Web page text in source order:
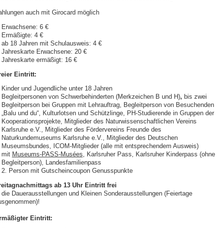
auch mit Girocard möglich
Erwachsene: 6 €
Ermäßigte: 4 €
ab 18 Jahren mit Schulausweis: 4 €
Jahreskarte Erwachsene: 20 €
Jahreskarte ermäßigt: 16 €
Eintritt:
Kinder und Jugendliche unter 18 Jahren
Begleitpersonen von Schwerbehinderten (Merkzeichen B und H), bis zwei
Begleitperson bei Gruppen mit Lehrauftrag, Begleitperson von Besuchenden
„Balu und du“, Kulturlotsen und Schützlinge, PH-Studierende in Gruppen der
Kooperationsprojekte, Mitglieder des Naturwissenschaftlichen Vereins
Karlsruhe e.V., Mitglieder des Fördervereins Freunde des
Naturkundemuseums Karlsruhe e.V., Mitglieder des Deutschen
Museumsbundes, ICOM-Mitglieder (alle mit entsprechendem Ausweis)
mit Museums-PASS-Musées, Karlsruher Pass, Karlsruher Kinderpass (ohne
Begleitperson), Landesfamilienpass
2. Person mit Gutscheincoupon Genusspunkte
ab 13 Uhr Eintritt frei
die Dauerausstellungen und Kleinen Sonderausstellungen (Feiertage
Eintritt: